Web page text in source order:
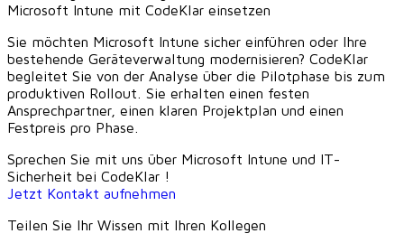
Microsoft Intune mit CodeKlar einsetzen
Sie möchten Microsoft Intune sicher einführen oder Ihre
bestehende Geräteverwaltung modernisieren? CodeKlar
begleitet Sie von der Analyse über die Pilotphase bis zum
produktiven Rollout. Sie erhalten einen festen
Ansprechpartner, einen klaren Projektplan und einen
Festpreis pro Phase.
Sprechen Sie mit uns über Microsoft Intune und IT-
Sicherheit bei CodeKlar !
Jetzt Kontakt aufnehmen
Teilen Sie Ihr Wissen mit Ihren Kollegen